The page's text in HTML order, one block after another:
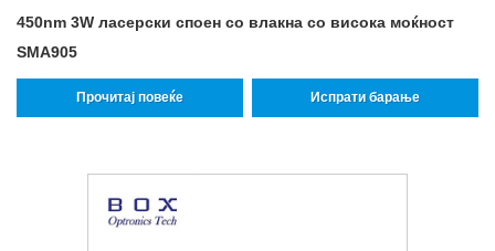
450nm 3W ласерски споен со влакна со висока моќност
SMA905
Прочитај повеќе Испрати барање